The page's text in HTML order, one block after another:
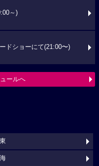
～)
ドショーにて(21:00〜)
ールへ